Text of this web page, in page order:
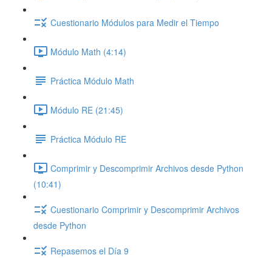
Cuestionario Módulos para Medir el Tiempo
Módulo Math (4:14)
Práctica Módulo Math
Módulo RE (21:45)
Práctica Módulo RE
Comprimir y Descomprimir Archivos desde Python
(10:41)
Cuestionario Comprimir y Descomprimir Archivos
desde Python
Repasemos el Día 9